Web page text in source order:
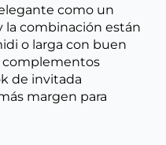
como un
la combinación están
o larga con buen
de invitada
margen para